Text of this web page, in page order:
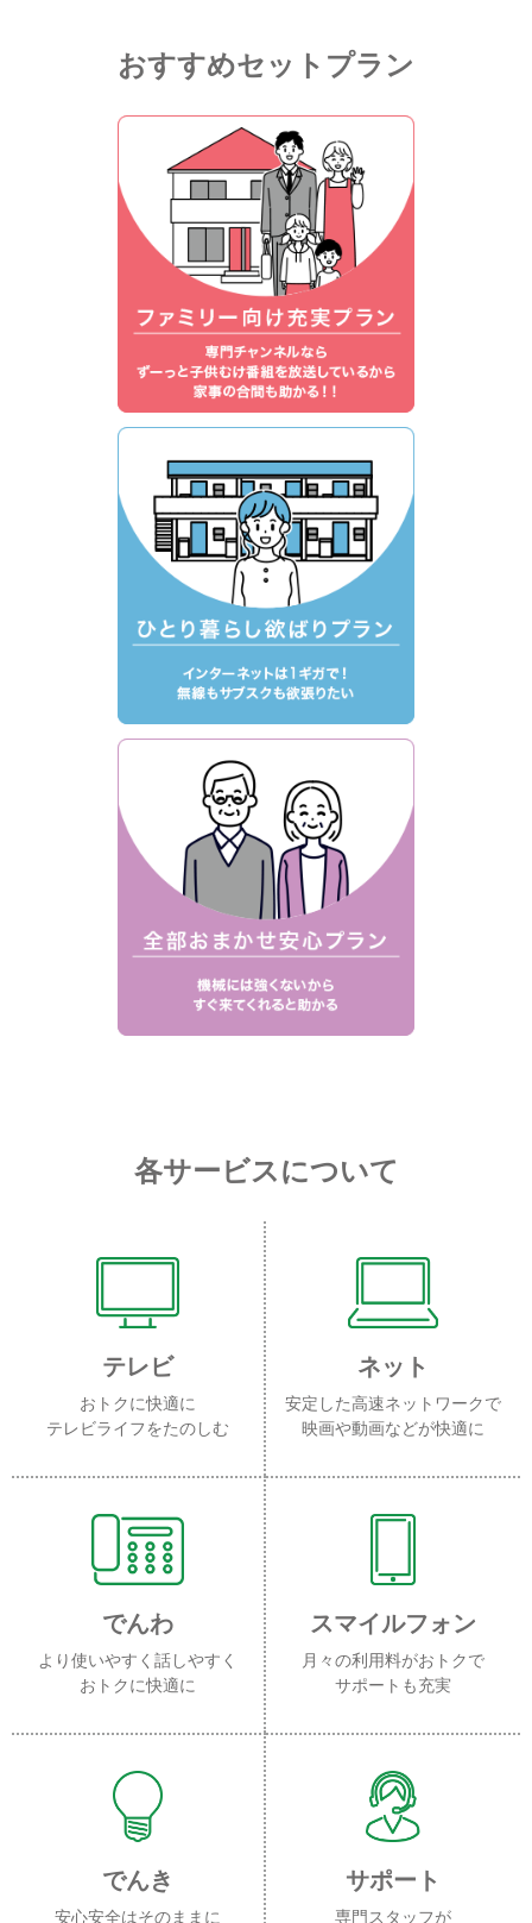
おすすめセットプラン
各サービスについて
テレビ
おトクに快適に
テレビライフをたのしむ
ネット
安定した高速ネットワークで
映画や動画などが快適に
でんわ
より使いやすく話しやすく
おトクに快適に
スマイルフォン
月々の利用料がおトクで
サポートも充実
でんき
安心安全はそのままに
サポート
専門スタッフが